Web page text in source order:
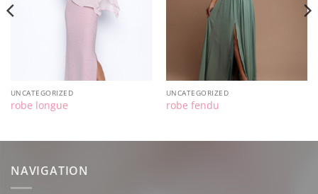
UNCATEGORIZED
robe longue
UNCATEGORIZED
robe fendu
NAVIGATION